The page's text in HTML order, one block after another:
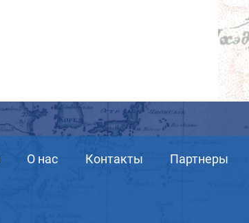
О нас Контакты Партнеры